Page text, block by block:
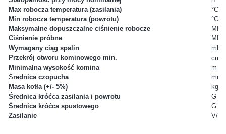
Max robocza temperatura (zasilania)
°C
Min robocza temperatura (powrotu)
°C
Maksymalne dopuszczalne ciśnienie robocze
MPa
Ciśnienie próbne
MPa
Wymagany ciąg spalin
mbar
Przekrój otworu kominowego min.
cm
Minimalna wysokość komina
m
Średnica czopucha
mm
Masa kotła (+/- 5%)
kg
Średnica króćca zasilania i powrotu
G
Średnica króćca spustowego
G
Zasilanie
V/Hz